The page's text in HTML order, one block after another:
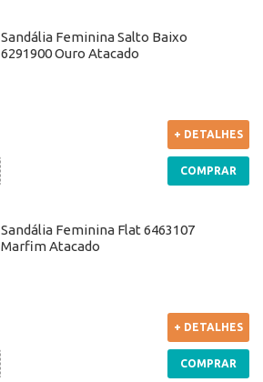
Sandália Feminina Salto Baixo
6291900 Ouro Atacado
+ DETALHES
COMPRAR
Sandália Feminina Flat 6463107
Marfim Atacado
+ DETALHES
COMPRAR